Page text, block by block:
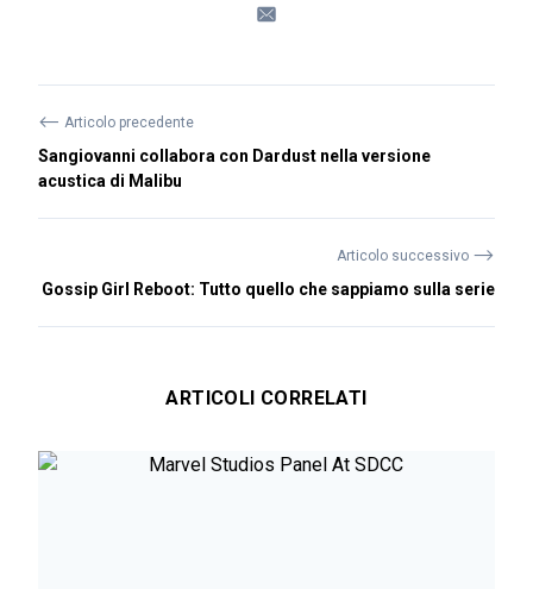
⟵ Articolo precedente
Sangiovanni collabora con Dardust nella versione
acustica di Malibu
Articolo successivo ⟶
Gossip Girl Reboot: Tutto quello che sappiamo sulla serie
ARTICOLI CORRELATI